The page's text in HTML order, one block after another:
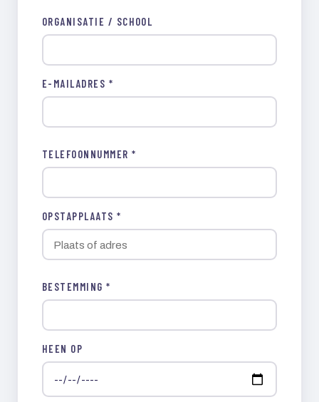
ORGANISATIE / SCHOOL
E-MAILADRES *
TELEFOONNUMMER *
OPSTAPPLAATS *
BESTEMMING *
HEEN OP